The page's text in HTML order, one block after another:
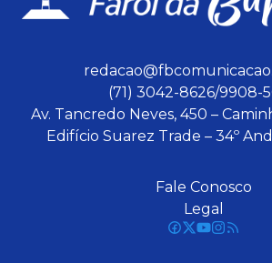
(71) 3042-8626/9908-
Av. Tancredo Neves, 450 –
Edifício Suarez Trade – 34º
Fale Conosco
Legal